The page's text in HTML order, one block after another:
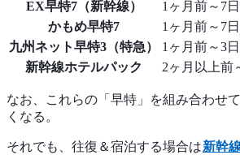
EX早特7（新幹線）
1ヶ月前～7
かもめ早特7
1ヶ月前～7
九州ネット早特3（特急）
1ヶ月前～3
新幹線ホテルパック
2ヶ月以上前
なお、これらの「早特」を組み合わせ
くなる。
それでも、往復＆宿泊する場合は新幹